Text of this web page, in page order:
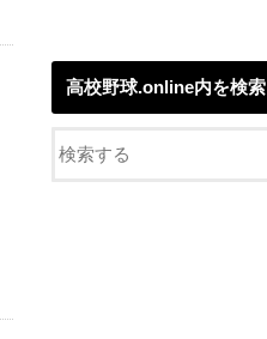
高校野球.online内を検索